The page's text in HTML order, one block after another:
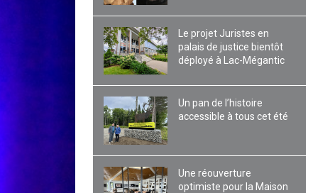
Le projet Juristes en
palais de justice bientôt
déployé à Lac-Mégantic
Un pan de l’histoire
accessible à tous cet été
Une réouverture
optimiste pour la Maison